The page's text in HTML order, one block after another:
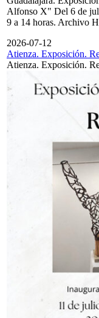
Alfonso X" Del 6 de
9 a 14 horas. Archivo
2026-07-12
Atienza. Exposición.
Atienza. Exposición.